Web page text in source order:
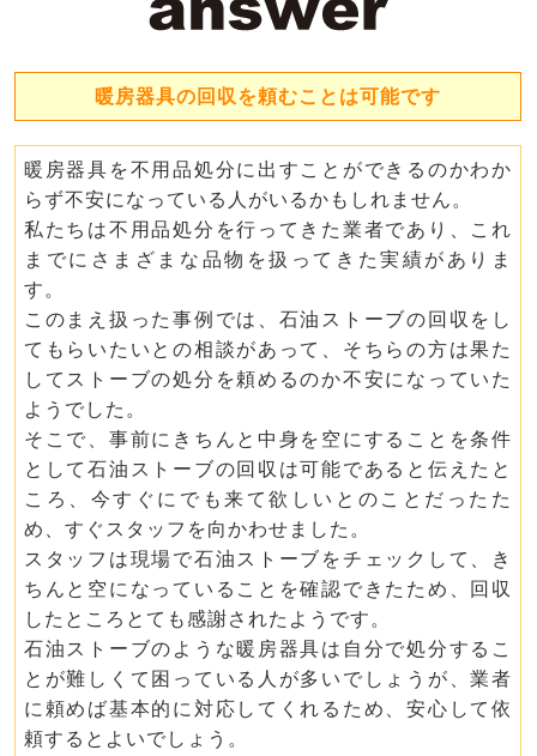
暖房器具の回収を頼むことは可能です
暖房器具を不用品処分に出すことができるのかわか
らず不安になっている人がいるかもしれません。
私たちは不用品処分を行ってきた業者であり、これ
までにさまざまな品物を扱ってきた実績がありま
す。
このまえ扱った事例では、石油ストーブの回収をし
てもらいたいとの相談があって、そちらの方は果た
してストーブの処分を頼めるのか不安になっていた
ようでした。
そこで、事前にきちんと中身を空にすることを条件
として石油ストーブの回収は可能であると伝えたと
ころ、今すぐにでも来て欲しいとのことだったた
め、すぐスタッフを向かわせました。
スタッフは現場で石油ストーブをチェックして、き
ちんと空になっていることを確認できたため、回収
したところとても感謝されたようです。
石油ストーブのような暖房器具は自分で処分するこ
とが難しくて困っている人が多いでしょうが、業者
に頼めば基本的に対応してくれるため、安心して依
頼するとよいでしょう。